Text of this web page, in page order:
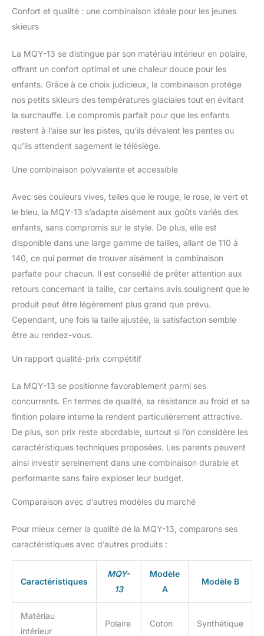
Douillette et
moelleuse : la protection
avec notre combinaison
de ski grâce à la
doublure intérieure
coloré : notre
combinaison de neige
convainc par son design
coloré et moderne qui
aventure colorée. Les
CAPUCHE AMOVIBLE : la
jolie capuche de notre
combinaison de ski est
amovible grâce à une
fermeture éclair et offre
ainsi confort et flexibilité.
confort : cette
combinaison d'hiver
pour garçons et filles
dispose d'un
fesses et des chevilles,
intérieurs aux poignets, 2
pantalons et 1 poche
poitrine avec fermeture
éclair, élastique à la
et aux jambes du
pantalon, sangle
réglable.
Choix de
disponible dans les
(rose) et dans les tailles :
110-116, 116-122, 122-
Confort et qualité : une combinaison idéale pour les jeunes
skieurs
La MQY-13 se distingue par son matériau intérieur en polaire,
offrant un confort optimal et une chaleur douce pour les
enfants. Grâce à ce choix judicieux, la combinaison protège
nos petits skieurs des températures glaciales tout en évitant
la surchauffe. Le compromis parfait pour que les enfants
restent à l’aise sur les pistes, qu’ils dévalent les pentes ou
qu’ils attendent sagement le télésiège.
Une combinaison polyvalente et accessible
Avec ses couleurs vives, telles que le rouge, le rose, le vert et
le bleu, la MQY-13 s’adapte aisément aux goûts variés des
enfants, sans compromis sur le style. De plus, elle est
disponible dans une large gamme de tailles, allant de 110 à
140, ce qui permet de trouver aisément la combinaison
parfaite pour chacun. Il est conseillé de prêter attention aux
retours concernant la taille, car certains avis soulignent que le
produit peut être légèrement plus grand que prévu.
Cependant, une fois la taille ajustée, la satisfaction semble
être au rendez-vous.
Un rapport qualité-prix compétitif
La MQY-13 se positionne favorablement parmi ses
concurrents. En termes de qualité, sa résistance au froid et sa
finition polaire interne la rendent particulièrement attractive.
De plus, son prix reste abordable, surtout si l’on considère les
caractéristiques techniques proposées. Les parents peuvent
ainsi investir sereinement dans une combinaison durable et
performante sans faire exploser leur budget.
Comparaison avec d’autres modèles du marché
Pour mieux cerner la qualité de la MQY-13, comparons ses
caractéristiques avec d’autres produits :
Caractéristiques
MQY-
13
Modèle
A
Modèle B
Matériau
intérieur
Polaire Coton Synthétique